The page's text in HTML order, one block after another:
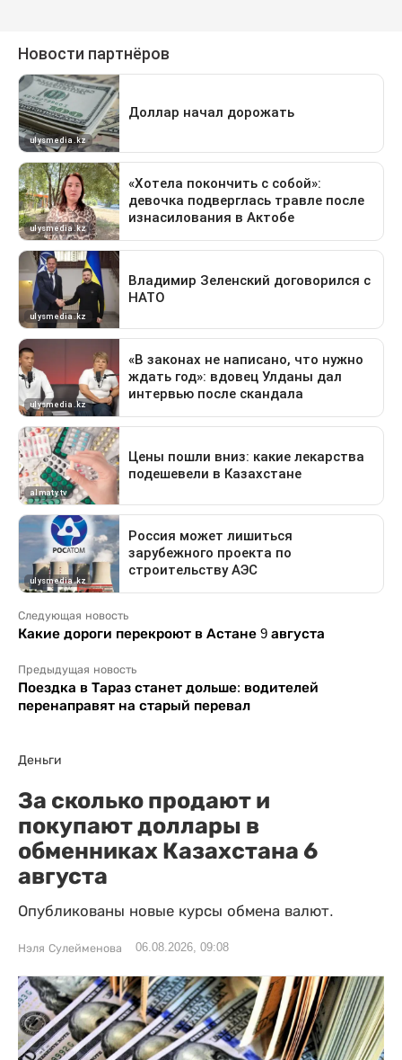
Следующая новость
Какие дороги перекроют в Астане 9 августа
Предыдущая новость
Поездка в Тараз станет дольше: водителей
перенаправят на старый перевал
Деньги
За сколько продают и
покупают доллары в
обменниках Казахстана 6
августа
Опубликованы новые курсы обмена валют.
Нэля Сулейменова 06.08.2026, 09:08